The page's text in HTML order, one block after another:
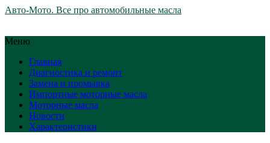
Авто-Мото. Все про автомобильные масла
Меню
Главная
Диагностика и ремонт
Замена и промывка
Импортные моторные масла
Моторные масла
Новости
Характеристики